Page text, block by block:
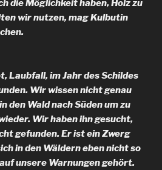
die Möglichkeit haben, Holz zu
wir nutzen, mag Kulbutin
Laubfall, im Jahr des Schildes
Wir wissen nicht genau
den Wald nach Süden um zu
Wir haben ihn gesucht,
gefunden. Er ist ein Zwerg
in den Wäldern eben nicht so
unsere Warnungen gehört.